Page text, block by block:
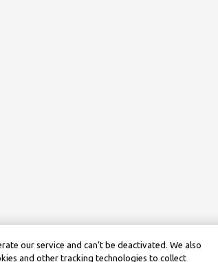
our service and can’t be deactivated. We also
and other tracking technologies to collect